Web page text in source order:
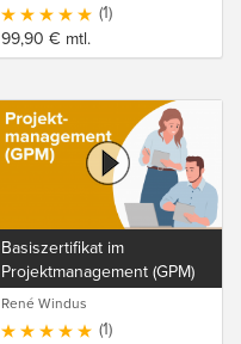
(1)
99,90 € mtl.
Basiszertifikat im
Projektmanagement (GPM)
René Windus
(1)